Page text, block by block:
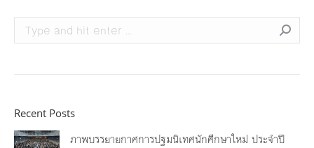
Search:
Recent Posts
ภาพบรรยายกาศการปฐมนิเทศนักศึกษาใหม่ ประจำปี